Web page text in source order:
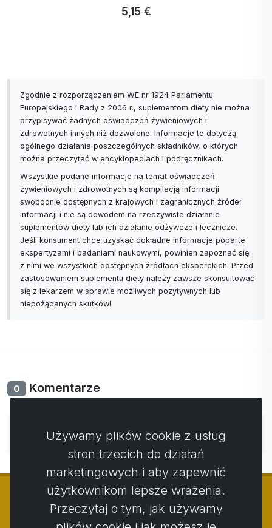
5,15 €
Zgodnie z rozporządzeniem WE nr 1924 Parlamentu
Europejskiego i Rady z 2006 r., suplementom diety nie można
przypisywać żadnych oświadczeń żywieniowych i
zdrowotnych innych niż dozwolone. Informacje te dotyczą
ogólnego działania poszczególnych składników, o których
można przeczytać w encyklopediach i podręcznikach.
Wszystkie podane informacje na temat oświadczeń
żywieniowych i zdrowotnych są kompilacją informacji
swobodnie dostępnych z krajowych i zagranicznych źródeł
informacji i nie są dowodem na rzeczywiste działanie
suplementów diety lub ich działanie odżywcze i lecznicze.
Jeśli konsument chce uzyskać dokładne informacje poparte
ekspertyzami i badaniami naukowymi, powinien zapoznać się
z nimi we wszystkich dostępnych źródłach eksperckich. Przed
zastosowaniem suplementu diety należy zawsze skonsultować
się z lekarzem w sprawie możliwych pozytywnych lub
niepożądanych skutków!
0 Komentarze
Nie ma jeszcze komentarzy. Bądź pierwszy ze swoim
komentarzem.
Używamy plików cookie z usług
stron trzecich do działań
marketingowych i aby zapewnić
użytkownikom lepsze wrażenia.
Przeczytaj o tym, jak używamy